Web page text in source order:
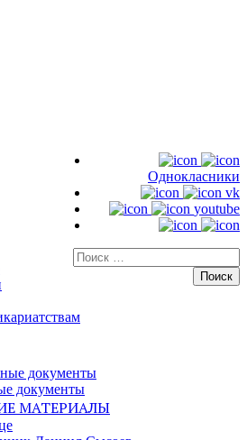
Однокласники
vk
youtube
Искать:
документы
документы
МАТЕРИАЛЫ